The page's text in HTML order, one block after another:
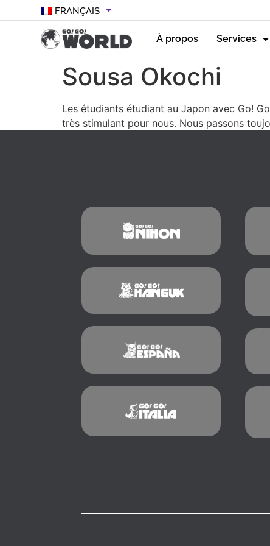
FRANÇAIS
À propos Services
Sousa Okochi
Les étudiants étudiant au Japon avec Go!
très stimulant pour nous. Nous passons